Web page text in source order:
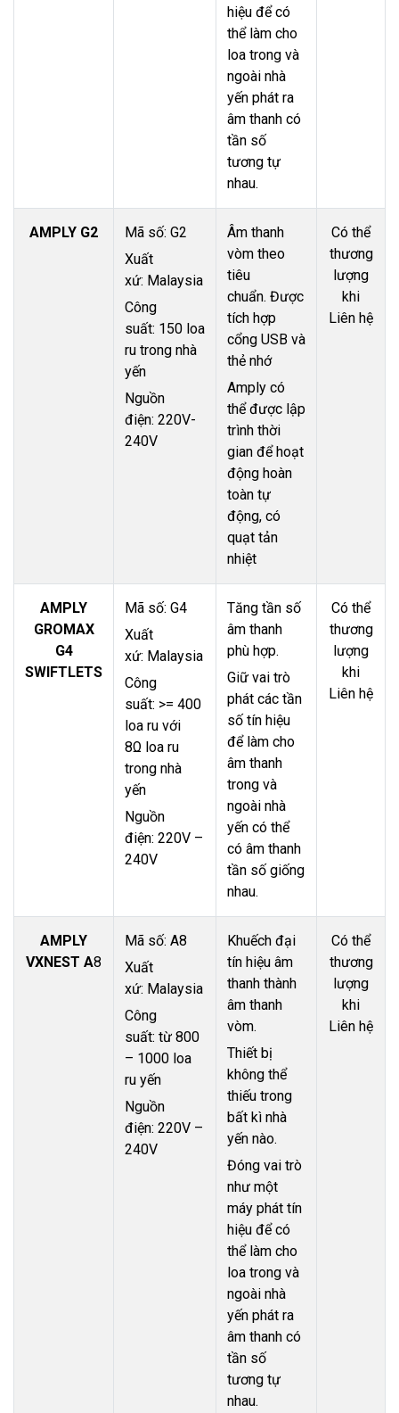
hiệu để có
thể làm cho
loa trong và
ngoài nhà
yến phát ra
âm thanh có
tần số
tương tự
nhau.
AMPLY G2
Mã số: G2
Xuất
xứ: Malaysia
Công
suất: 150 loa
ru trong nhà
yến
Nguồn
điện: 220V-
240V
Âm thanh
vòm theo
tiêu
chuẩn. Được
tích hợp
cổng USB và
thẻ nhớ
Amply có
thể được lập
trình thời
gian để hoạt
động hoàn
toàn tự
động, có
quạt tản
nhiệt
Có thể
thương
lượng
khi
Liên hệ
AMPLY
GROMAX
G4
SWIFTLETS
Mã số: G4
Xuất
xứ: Malaysia
Công
suất: >= 400
loa ru với
8Ω loa ru
trong nhà
yến
Nguồn
điện: 220V –
240V
Tăng tần số
âm thanh
phù hợp.
Giữ vai trò
phát các tần
số tín hiệu
để làm cho
âm thanh
trong và
ngoài nhà
yến có thể
có âm thanh
tần số giống
nhau.
Có thể
thương
lượng
khi
Liên hệ
AMPLY
VXNEST A8
Mã số: A8
Xuất
xứ: Malaysia
Công
suất: từ 800
– 1000 loa
ru yến
Nguồn
điện: 220V –
240V
Khuếch đại
tín hiệu âm
thanh thành
âm thanh
vòm.
Thiết bị
không thể
thiếu trong
bất kì nhà
yến nào.
Đóng vai trò
như một
máy phát tín
hiệu để có
thể làm cho
loa trong và
ngoài nhà
yến phát ra
âm thanh có
tần số
tương tự
nhau.
Có thể
thương
lượng
khi
Liên hệ